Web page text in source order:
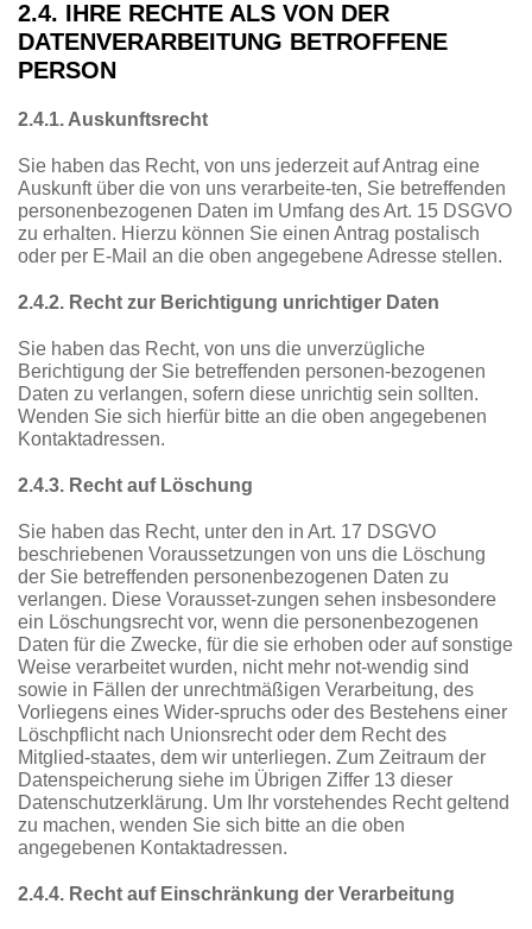
2.4. IHRE RECHTE ALS VON DER
DATENVERARBEITUNG BETROFFENE
PERSON
2.4.1. Auskunftsrecht
Sie haben das Recht, von uns jederzeit auf Antrag eine
Auskunft über die von uns verarbeite-ten, Sie betreffenden
personenbezogenen Daten im Umfang des Art. 15 DSGVO
zu erhalten. Hierzu können Sie einen Antrag postalisch
oder per E-Mail an die oben angegebene Adresse stellen.
2.4.2. Recht zur Berichtigung unrichtiger Daten
Sie haben das Recht, von uns die unverzügliche
Berichtigung der Sie betreffenden personen-bezogenen
Daten zu verlangen, sofern diese unrichtig sein sollten.
Wenden Sie sich hierfür bitte an die oben angegebenen
Kontaktadressen.
2.4.3. Recht auf Löschung
Sie haben das Recht, unter den in Art. 17 DSGVO
beschriebenen Voraussetzungen von uns die Löschung
der Sie betreffenden personenbezogenen Daten zu
verlangen. Diese Vorausset-zungen sehen insbesondere
ein Löschungsrecht vor, wenn die personenbezogenen
Daten für die Zwecke, für die sie erhoben oder auf sonstige
Weise verarbeitet wurden, nicht mehr not-wendig sind
sowie in Fällen der unrechtmäßigen Verarbeitung, des
Vorliegens eines Wider-spruchs oder des Bestehens einer
Löschpflicht nach Unionsrecht oder dem Recht des
Mitglied-staates, dem wir unterliegen. Zum Zeitraum der
Datenspeicherung siehe im Übrigen Ziffer 13 dieser
Datenschutzerklärung. Um Ihr vorstehendes Recht geltend
zu machen, wenden Sie sich bitte an die oben
angegebenen Kontaktadressen.
2.4.4. Recht auf Einschränkung der Verarbeitung